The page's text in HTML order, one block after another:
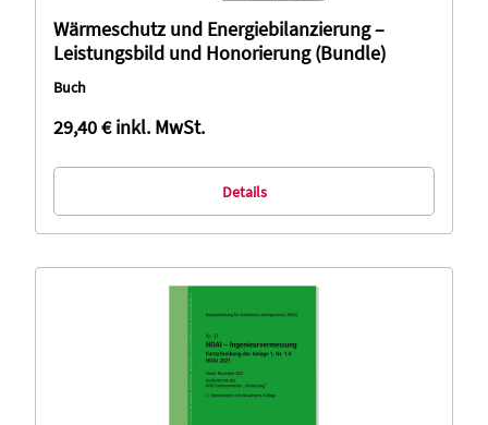
Wärmeschutz und Energiebilanzierung –
Leistungsbild und Honorierung (Bundle)
Buch
29,40 €inkl. MwSt.
Details